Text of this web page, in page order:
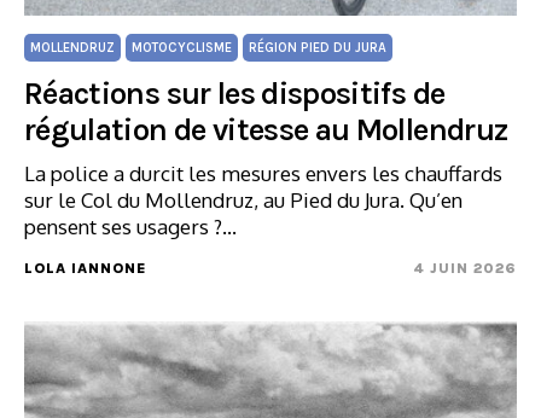
MOLLENDRUZ MOTOCYCLISME RÉGION PIED DU JURA
Réactions sur les dispositifs de
régulation de vitesse au Mollendruz
La police a durcit les mesures envers les chauffards
sur le Col du Mollendruz, au Pied du Jura. Qu’en
pensent ses usagers ?…
LOLA IANNONE 4 JUIN 2026